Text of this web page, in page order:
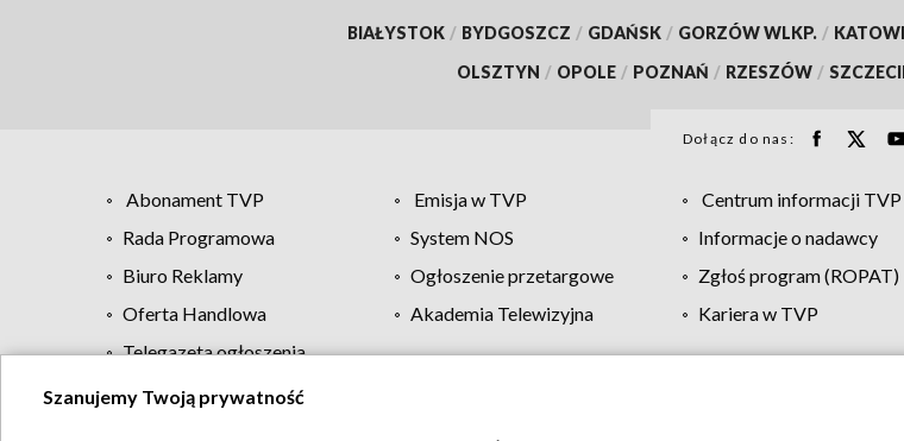
BIAŁYSTOK / BYDGOSZCZ / GDAŃSK / GORZÓW WLKP. /
OLSZTYN / OPOLE / POZNAŃ / RZESZÓW /
Dołącz do nas:
Abonament TVP Emisja w TVP Centrum informacji TVP
Rada Programowa
System NOS Informacje o nadawcy
Biuro Reklamy
Ogłoszenie przetargowe Zgłoś program (ROPAT)
Oferta Handlowa
Akademia Telewizyjna Kariera w TVP
Telegazeta ogłoszenia
Szanujemy Twoją prywatność